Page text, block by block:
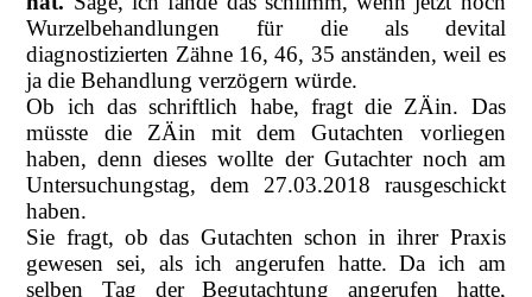
Wurzelbehandlungen für die als devital
diagnostizierten Zähne 16, 46, 35 anständen, weil es
ja die Behandlung verzögern würde.
Ob ich das schriftlich habe, fragt die ZÄin. Das
müsste die ZÄin mit dem Gutachten vorliegen
haben, denn dieses wollte der Gutachter noch am
Untersuchungstag, dem 27.03.2018 rausgeschickt
haben.
Sie fragt, ob das Gutachten schon in ihrer Praxis
gewesen sei, als ich angerufen hatte. Da ich am
selben Tag der Begutachtung angerufen hatte,